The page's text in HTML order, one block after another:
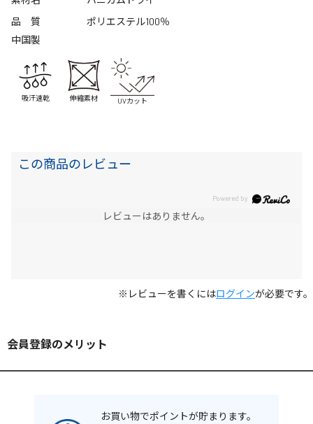
品 質
ポリエステル100％
中国製
吸汗速乾 伸縮素材 UVカット
この商品のレビュー
レビューはありません。
※レビューを書くにはログインが必要です。
会員登録のメリット
お買い物でポイントが貯まります。